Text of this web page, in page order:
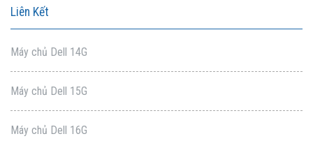
Liên Kết
Máy chủ Dell 14G
Máy chủ Dell 15G
Máy chủ Dell 16G